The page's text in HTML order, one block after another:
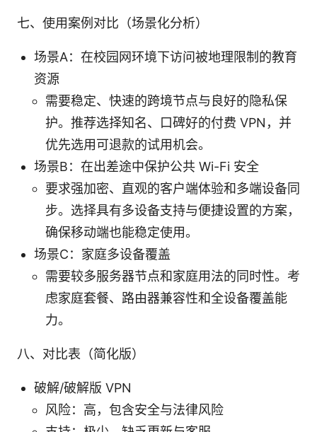
七、使用案例对比（场景化分析）
场景A：在校园网环境下访问被地理限制的教育
资源
需要稳定、快速的跨境节点与良好的隐私保
护。推荐选择知名、口碑好的付费 VPN，并
优先选用可退款的试用机会。
场景B：在出差途中保护公共 Wi-Fi 安全
要求强加密、直观的客户端体验和多端设备同
步。选择具有多设备支持与便捷设置的方案，
确保移动端也能稳定使用。
场景C：家庭多设备覆盖
需要较多服务器节点和家庭用法的同时性。考
虑家庭套餐、路由器兼容性和全设备覆盖能
力。
八、对比表（简化版）
破解/破解版 VPN
风险：高，包含安全与法律风险